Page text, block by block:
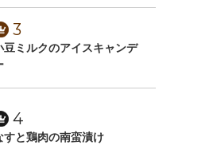
3
豆ミルクのアイスキャンデ
4
すと鶏肉の南蛮漬け